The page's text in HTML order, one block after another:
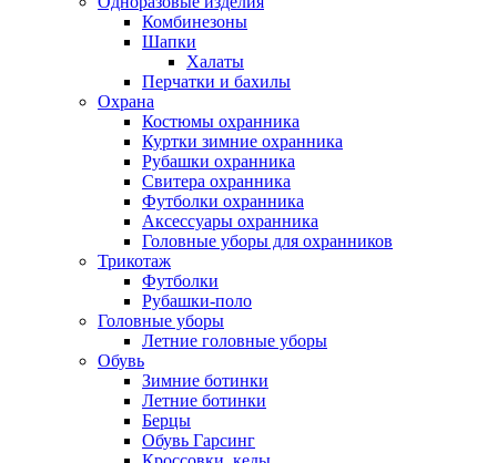
Комбинезоны
Шапки
Халаты
Перчатки и бахилы
Охрана
Костюмы охранника
Куртки зимние охранника
Рубашки охранника
Свитера охранника
Футболки охранника
Аксессуары охранника
Головные уборы для охранников
Трикотаж
Футболки
Рубашки-поло
Головные уборы
Летние головные уборы
Обувь
Зимние ботинки
Летние ботинки
Берцы
Обувь Гарсинг